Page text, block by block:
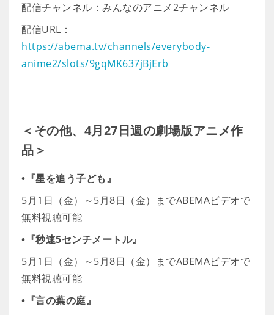
配信チャンネル：みんなのアニメ2チャンネル
配信URL：
https://abema.tv/channels/everybody-
anime2/slots/9gqMK637jBjErb
＜その他、4月27日週の劇場版アニメ作
品＞
•『星を追う子ども』
5月1日（金）～5月8日（金）までABEMAビデオで
無料視聴可能
•『秒速5センチメートル』
5月1日（金）～5月8日（金）までABEMAビデオで
無料視聴可能
•『言の葉の庭』